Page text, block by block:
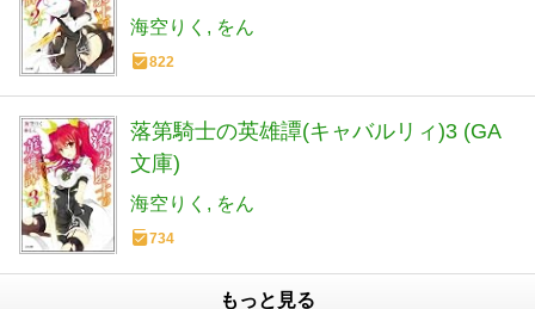
海空りく をん
822
落第騎士の英雄譚(キャバルリィ)3 (GA
文庫)
海空りく をん
734
もっと見る